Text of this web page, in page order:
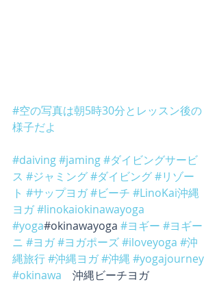
#空の写真は朝5時30分とレッスン後の
様子だよ
#daiving#jaming#ダイビングサービ
ス #ジャミング#ダイビング#リゾー
ト #サップヨガ#ビーチ #LinoKai沖縄
ヨガ#linokaiokinawayoga
#yoga#okinawayoga #ヨギー #ヨギー
ニ #ヨガ#ヨガポーズ#iloveyoga #沖
縄旅行#沖縄ヨガ#沖縄 #yogajourney
#okinawa 沖縄ビーチヨガ